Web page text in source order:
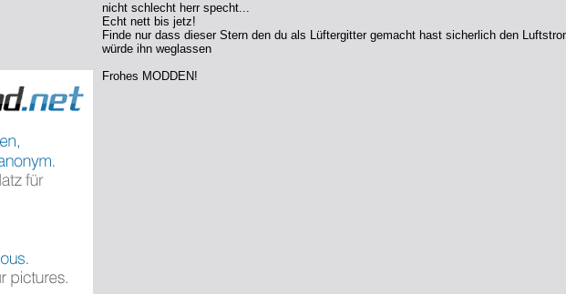
nicht schlecht herr specht...
Echt nett bis jetz!
Finde nur dass dieser Stern den du als Lüftergitter gemacht hast sicherlich den
würde ihn weglassen
Frohes MODDEN!